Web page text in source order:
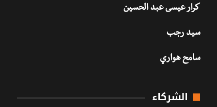
كرار عيسى عبد الحسين
سيد رجب
سامح هواري
الشركاء